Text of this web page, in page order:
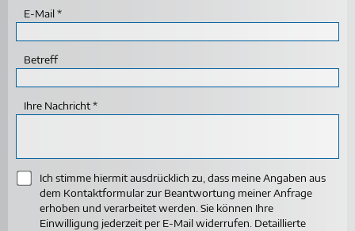
E-Mail
Betreff
Ihre Nachricht
Ich stimme hiermit ausdrücklich zu, dass meine Angaben aus
dem Kontaktformular zur Beantwortung meiner Anfrage
erhoben und verarbeitet werden. Sie können Ihre
Einwilligung jederzeit per E-Mail widerrufen. Detaillierte